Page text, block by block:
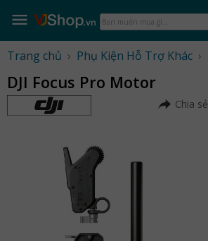
Bạn
muốn
gì...
Trang chủ › Phụ Kiện Hỗ Trợ Khác ›
DJI Focus Pro Motor
Chia sẻ